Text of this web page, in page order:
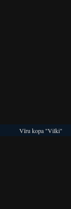
Vīru kopa "Vilki"